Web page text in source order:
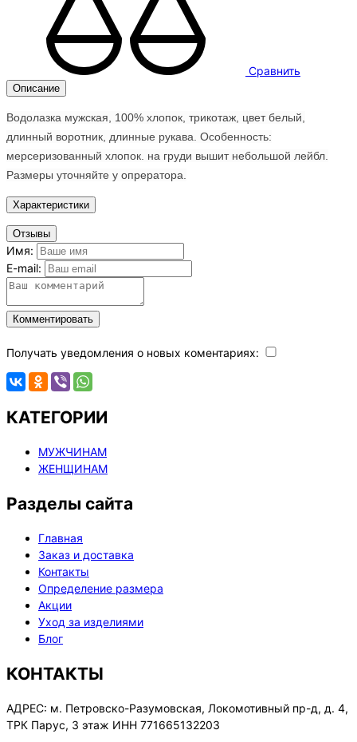
Сравнить
Описание
Водолазка мужская, 100% хлопок, трикотаж, цвет белый,
длинный воротник, длинные рукава. Особенность:
мерсеризованный хлопок. на груди вышит небольшой лейбл.
Размеры уточняйте у опрератора.
Характеристики
Отзывы
Имя:
E-mail:
Комментировать
Получать уведомления о новых коментариях:
КАТЕГОРИИ
МУЖЧИНАМ
ЖЕНЩИНАМ
Разделы сайта
Главная
Заказ и доставка
Контакты
Определение размера
Акции
Уход за изделиями
Блог
КОНТАКТЫ
АДРЕС: м. Петровско-Разумовская, Локомотивный пр-д, д. 4,
ТРК Парус, 3 этаж ИНН 771665132203